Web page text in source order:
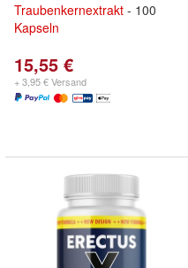
Traubenkernextrakt - 100
Kapseln
15,55 €
+ 3,95 € Versand